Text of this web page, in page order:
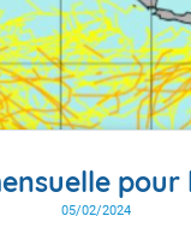
05/02/2024